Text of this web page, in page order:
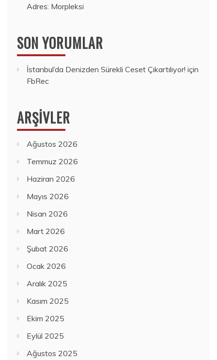
Adres: Morpleksi
SON YORUMLAR
İstanbul’da Denizden Sürekli Ceset Çıkartılıyor! için
FbRec
ARŞIVLER
Ağustos 2026
Temmuz 2026
Haziran 2026
Mayıs 2026
Nisan 2026
Mart 2026
Şubat 2026
Ocak 2026
Aralık 2025
Kasım 2025
Ekim 2025
Eylül 2025
Ağustos 2025